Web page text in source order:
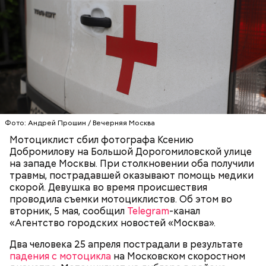
Фото: Андрей Прошин / Вечерняя Москва
Мотоциклист сбил фотографа Ксению
Добромилову на Большой Дорогомиловской улице
на западе Москвы. При столкновении оба получили
травмы, пострадавшей оказывают помощь медики
скорой. Девушка во время происшествия
проводила съемки мотоциклистов. Об этом во
вторник, 5 мая, сообщил Telegram-канал
«Агентство городских новостей «Москва».
Два человека 25 апреля пострадали в результате
падения с мотоцикла на Московском скоростном
Родственники обналичивали деньги и возвращали
их Гасанову. А чтобы пользоваться деньгами и не
вызвать подозрений у налоговой, Гасанов либо
либопокупал на них квартиры.
Блогеру грозило до семи лет лишения свободы.
— Мы съездили за витаминами, вернулись обратно,
поднялись домой. У него ухудшилось самочувствие
через сутки... Его увезли в больницу,
реанимировали, и там он скончался, — рассказывал
Миссюра на допросе.
Видео: пресс-служба ГСУ СК по Московской области